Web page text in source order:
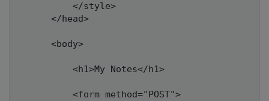
          </style>
      </head>
      <body>
          <h1>My Notes</h1>
          <form method="POST">